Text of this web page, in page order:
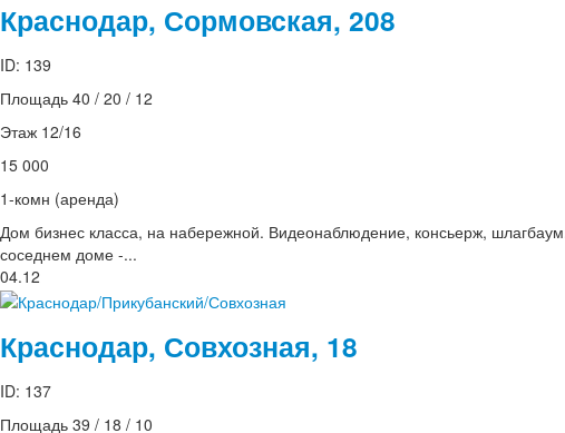
Краснодар, Сормовская, 208
ID: 139
Площадь 40 / 20 / 12
Этаж 12/16
15 000
1-комн (аренда)
Дом бизнес класса, на набережной. Видеонаблюдение, консьерж,
соседнем доме -...
04.12
Краснодар, Совхозная, 18
ID: 137
Площадь 39 / 18 / 10